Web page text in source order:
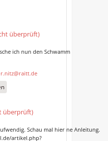
überprüft)
ich nun den Schwamm
überprüft)
Schau mal hier ne Anleitung.
artikel.php?